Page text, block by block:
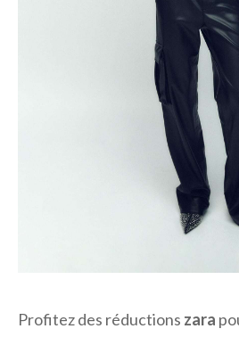
Profitez des réductions zara